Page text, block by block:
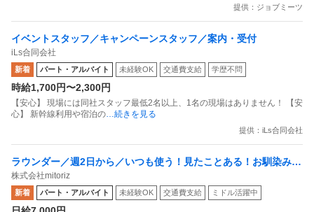
提供：ジョブミーツ
イベントスタッフ／キャンペーンスタッフ／案内・受付
iLs合同会社
新着 パート・アルバイト 未経験OK 交通費支給 学歴不問
時給1,700円〜2,300円
【安心】 現場には同社スタッフ最低2名以上、1名の現場はありません！ 【安
心】 新幹線利用や宿泊の…続きを見る
提供：iLs合同会社
ラウンダー／週2日から／いつも使う！見たことある！お馴染みの
商材だから安心日用品メーカーのラウンダー ／ 世田谷区周辺エリ
ア
株式会社mitoriz
新着 パート・アルバイト 未経験OK 交通費支給 ミドル活躍中